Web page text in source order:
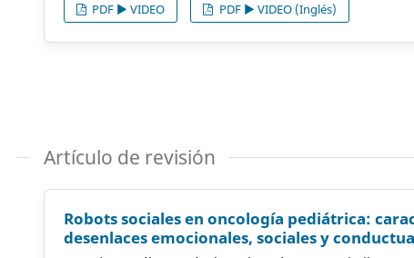
PDF ▶️ VIDEO PDF ▶️ VIDEO (Inglés)
Artículo de revisión
Robots sociales en oncología pediátrica:
desenlaces emocionales, sociales y